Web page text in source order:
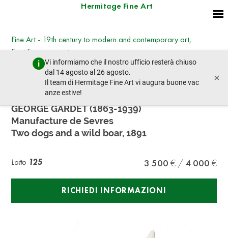
Hermitage Fine Art
Vi informiamo che il nostro ufficio resterà chiuso
dal 14 agosto al 26 agosto.
Il team di Hermitage Fine Art vi augura buone vac
anze estive!
×
Fine Art - 19th century to modern and contemporary art,
East European art
mercoledì 8 marzo 2023 - 14:30
lotto precedente lotto prossimo
GEORGE GARDET (1863-1939)
Manufacture de Sevres
Two dogs and a wild boar, 1891
Lotto 125 3 500 4 000
RICHIEDI INFORMAZIONI